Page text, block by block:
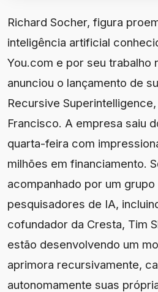
Richard Socher, figura
inteligência artificial
You.com e por seu trabalho
anunciou o lançamento de
Recursive
Francisco. A empresa saiu
quarta-feira com
milhões em financiamento.
acompanhado por um
pesquisadores de IA,
cofundador da Cresta, Tim
estão desenvolvendo um
aprimora recursivamente,
autonomamente suas